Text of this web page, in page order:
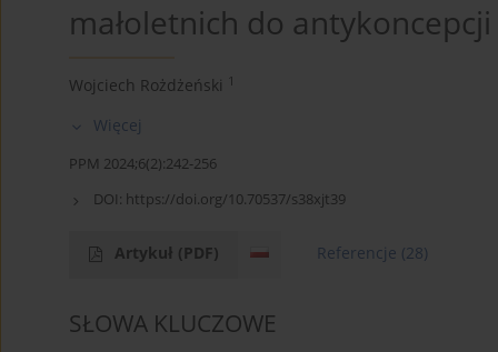
małoletnich do
Wojciech Rożdżeński 1
Więcej
PPM 2024;6(2):242-256
DOI: https://doi.org/10.70537/s38xjt39
Artykuł (PDF) Referencje (28)
SŁOWA KLUCZOWE